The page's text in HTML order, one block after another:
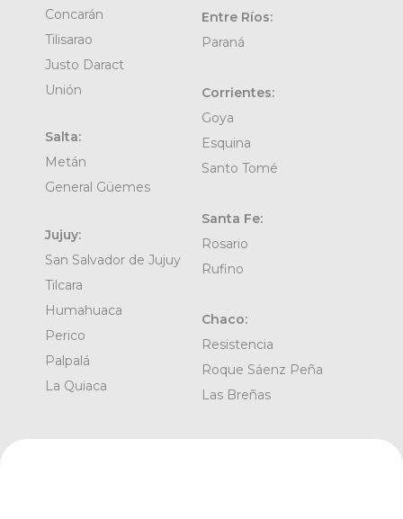
Concarán
Tilisarao
Justo Daract
Unión
Salta:
Metán
General Güemes
Jujuy:
San Salvador de Jujuy
Tilcara
Humahuaca
Perico
Palpalá
La Quiaca
Entre Ríos:
Paraná
Corrientes:
Goya
Esquina
Santo Tomé
Santa Fe:
Rosario
Rufino
Chaco:
Resistencia
Roque Sáenz Peña
Las Breñas